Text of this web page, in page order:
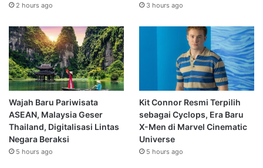
2 hours ago 3 hours ago
Wajah Baru Pariwisata
ASEAN, Malaysia Geser
Thailand, Digitalisasi Lintas
Negara Beraksi
5 hours ago
Kit Connor Resmi Terpilih
sebagai Cyclops, Era Baru
X-Men di Marvel Cinematic
Universe
5 hours ago